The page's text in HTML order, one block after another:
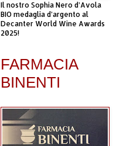
Il nostro Sophia Nero d’Avola
BIO medaglia d’argento al
Decanter World Wine Awards
2025!
FARMACIA
BINENTI